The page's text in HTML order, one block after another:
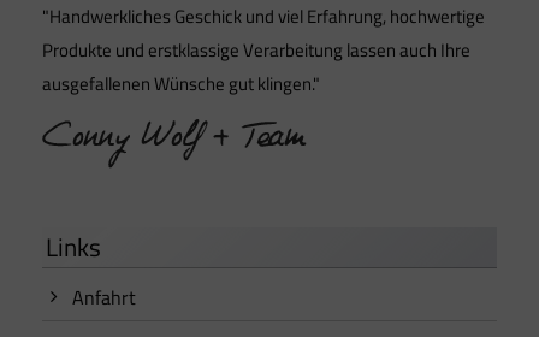
"Handwerkliches Geschick und viel Erfahrung, hochwertige
Produkte und erstklassige Verarbeitung lassen auch Ihre
ausgefallenen Wünsche gut klingen."
Links
Anfahrt